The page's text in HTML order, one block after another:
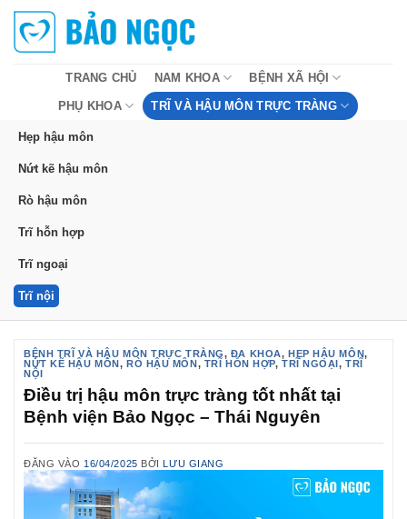
Bỏ
qua
nội
TRANG CHỦ NAM KHOA BỆNH XÃ HỘI
PHỤ KHOA TRĨ VÀ HẬU MÔN TRỰC TRÀNG
Hẹp hậu môn
Nứt kẽ hậu môn
Rò hậu môn
Trĩ hỗn hợp
Trĩ ngoại
Trĩ nội
BỆNH TRĨ VÀ HẬU MÔN TRỰC TRÀNG, ĐA KHOA, HẸP HẬU MÔN,
NỨT KẼ HẬU MÔN, RÒ HẬU MÔN, TRĨ HỖN HỢP, TRĨ NGOẠI,TRĨ
NỘI
Điều trị hậu môn trực tràng tốt nhất tại
Bệnh viện Bảo Ngọc – Thái Nguyên
ĐĂNG VÀO 16/04/2025 BỞILƯU GIANG